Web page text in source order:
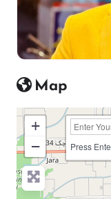
Map
+
−
Press